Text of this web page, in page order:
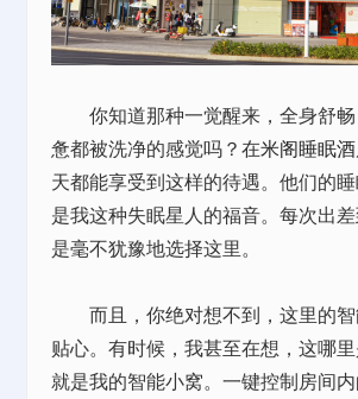
你知道那种一觉醒来，全身舒畅
惫都被洗净的感觉吗？在米阁睡眠
天都能享受到这样的待遇。他们的
是我这种失眠星人的福音。每次出
是毫不犹豫地选择这里。
而且，你绝对想不到，这里的智
贴心。有时候，我甚至在想，这哪
就是我的智能小窝。一键控制房间内